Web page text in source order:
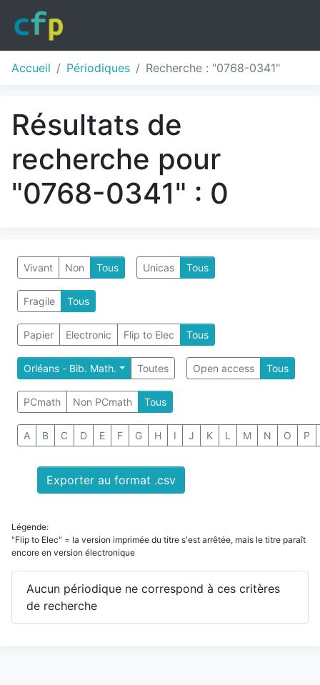
Accueil Périodiques Recherche : "0768-0341"
Résultats de
recherche pour
"0768-0341" : 0
Vivant Non Tous Unicas Tous
Fragile Tous
Papier Electronic Flip to Elec Tous
Orléans - Bib. Math. Toutes Open access Tous
PCmath Non PCmath Tous
A B C D E F G H I J K L M N O P
Exporter au format .csv
Légende:
"Flip to Elec" = la version imprimée du titre s'est arrêtée, mais le titre paraît
encore en version électronique
Aucun périodique ne correspond à ces critères
de recherche